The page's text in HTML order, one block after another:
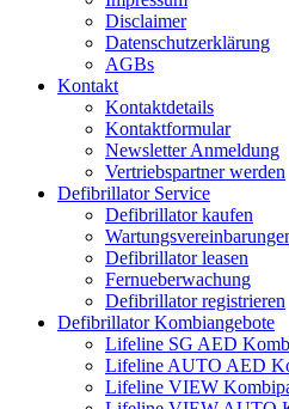
Disclaimer
Datenschutzerklärung
AGBs
Kontakt
Kontaktdetails
Kontaktformular
Newsletter Anmeldung
Vertriebspartner werden
Defibrillator Service
Defibrillator kaufen
Defibrillator leasen
Fernueberwachung
Defibrillator registrieren
Defibrillator Kombiangebote
Lifeline SG AED
Lifeline AUTO AED
Lifeline VIEW